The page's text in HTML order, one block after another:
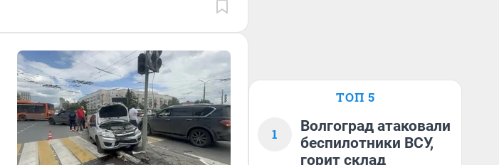
ТОП 5
1
Волгоград атаковали
беспилотники ВСУ,
горит склад